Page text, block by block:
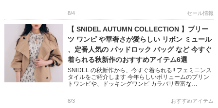
8/4 セール情報
【 SNIDEL AUTUMN COLLECTION 】プリー
ツ ワンピ や華奢さが愛らしい リボン ミュール
、定番人気の パッドロック バッグ など 今すぐ
着られる秋新作のおすすめアイテム6選
SNIDEL の秋新作から、今すぐ着られる!! フェミニンス
タイルをご紹介します 今年らしいボリュームのプリン
トワンピや、ドッキングワンピ カラバリ豊富な
8/3 おすすめアイテム